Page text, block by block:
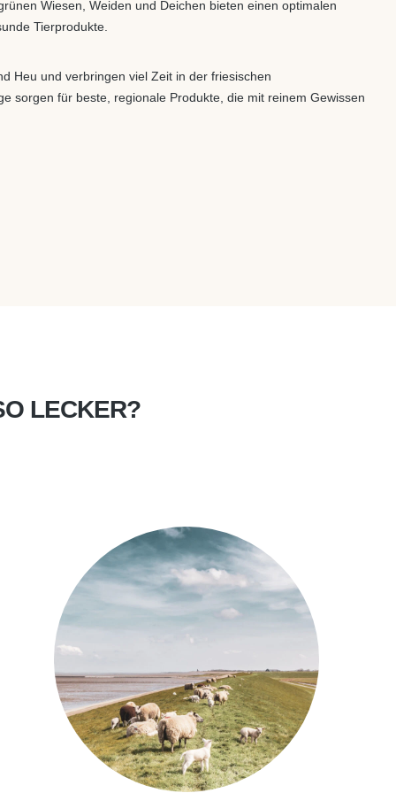
Wiesen, Weiden und Deichen bieten einen optimalen
Tierprodukte.
Heu und verbringen viel Zeit in der friesischen
sorgen für beste, regionale Produkte, die mit reinem Gewissen
LECKER?